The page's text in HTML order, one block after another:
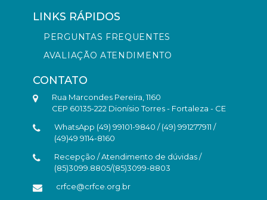
LINKS RÁPIDOS
PERGUNTAS FREQUENTES
AVALIAÇÃO ATENDIMENTO
CONTATO
Rua Marcondes Pereira, 1160
CEP 60135-222 Dionísio Torres - Fortaleza - CE
WhatsApp (49) 99101-9840 / (49) 991277911 /
(49)49 9114-8160
Recepção / Atendimento de dúvidas /
(85)3099.8805/(85)3099-8803
crfce@crfce.org.br